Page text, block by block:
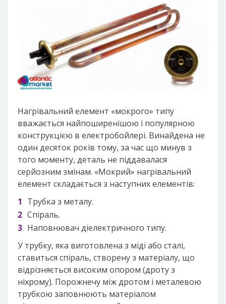
Нагрівальний елемент «мокрого» типу
вважається найпоширенішою і популярною
конструкцією в електробойлері. Винайдена не
один десяток років тому, за час що минув з
того моменту, деталь не піддавалася
серйозним змінам. «Мокрий» нагрівальний
елемент складається з наступних елементів:
Трубка з металу.
Спіраль.
Наповнювач діелектричного типу.
У трубку, яка виготовлена з міді або сталі,
ставиться спіраль, створену з матеріалу, що
відрізняється високим опором (дроту з
ніхрому). Порожнечу між дротом і металевою
трубкою заповнюють матеріалом